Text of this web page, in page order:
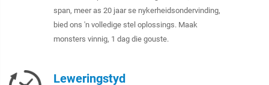
span, meer as 20 jaar se nykerheidsondervinding,
bied ons 'n volledige stel oplossings. Maak
monsters vinnig, 1 dag die gouste.
Leweringstyd